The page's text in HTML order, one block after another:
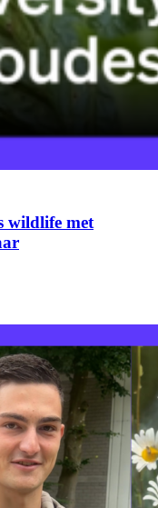
wildlife met